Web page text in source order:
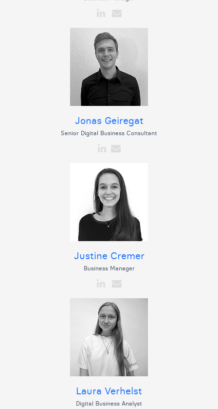
Jonas Geiregat
Senior Digital Business Consultant
Justine Cremer
Business Manager
Laura Verhelst
Digital Business Analyst